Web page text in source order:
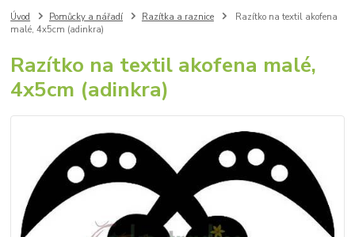
Úvod Pomůcky a nářadí Razítka a raznice
Razítko na textil akofena
malé, 4x5cm (adinkra)
Razítko na textil akofena malé,
4x5cm (adinkra)